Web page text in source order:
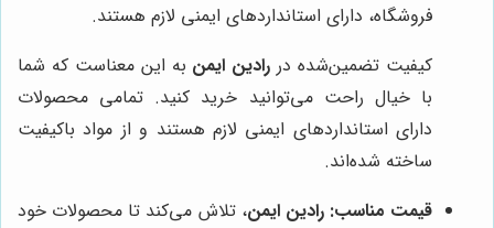
فروشگاه، دارای استانداردهای ایمنی لازم هستند.
کیفیت تضمین‌شده در رادین ایمن به این معناست که شما
با خیال راحت می‌توانید خرید کنید. تمامی محصولات
دارای استانداردهای ایمنی لازم هستند و از مواد باکیفیت
ساخته شده‌اند.
قیمت مناسب: رادین ایمن، تلاش می‌کند تا محصولات خود